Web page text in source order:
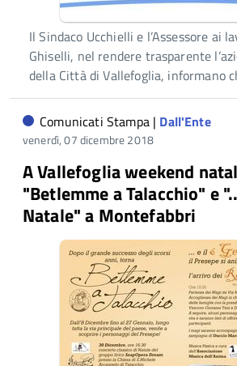
Il Sindaco Ucchielli e l’Assessore ai
Ghiselli, nel rendere trasparente
della Città di Vallefoglia, informano
Comunicati Stampa | Dall'Ente
venerdì, 07 dicembre 2018
A Vallefoglia weekend
"Betlemme a Talacchio" e
Natale" a Montefabbri